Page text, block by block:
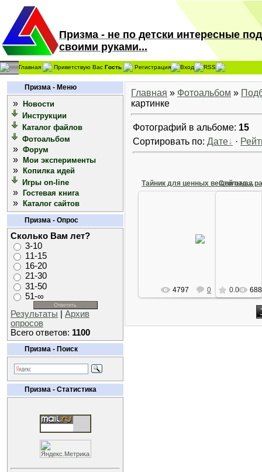
Призма - не по детски интересные
своими руками...
Главная Приветствую Вас Гость Регистрация Вход RSS
Призма - Меню
»
Новости
Инструкции
Каталог файлов
Фотоальбом
» Форум
» Мои эксперименты
»
Копилка идей
Игры on-line
» Гостевая книга
» Каталог сайтов
Призма - Опрос
Сколько Вам лет?
3-10
11-15
16-20
21-30
31-50
51-∞
Результаты
Архив
опросов
Всего ответов: 1100
Призма - Поиск
Призма - Статистика
Главная » Фотоальбом »
картинке
Фотографий в альбоме: 15
Сортировать по: Дате ·
Тайник для ценных вещей отдыхающим.
Тайник для ценных вещей
отдыхающим.
4797 0 0.0